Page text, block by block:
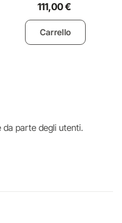
111,00 €
Carrello
da parte degli utenti.